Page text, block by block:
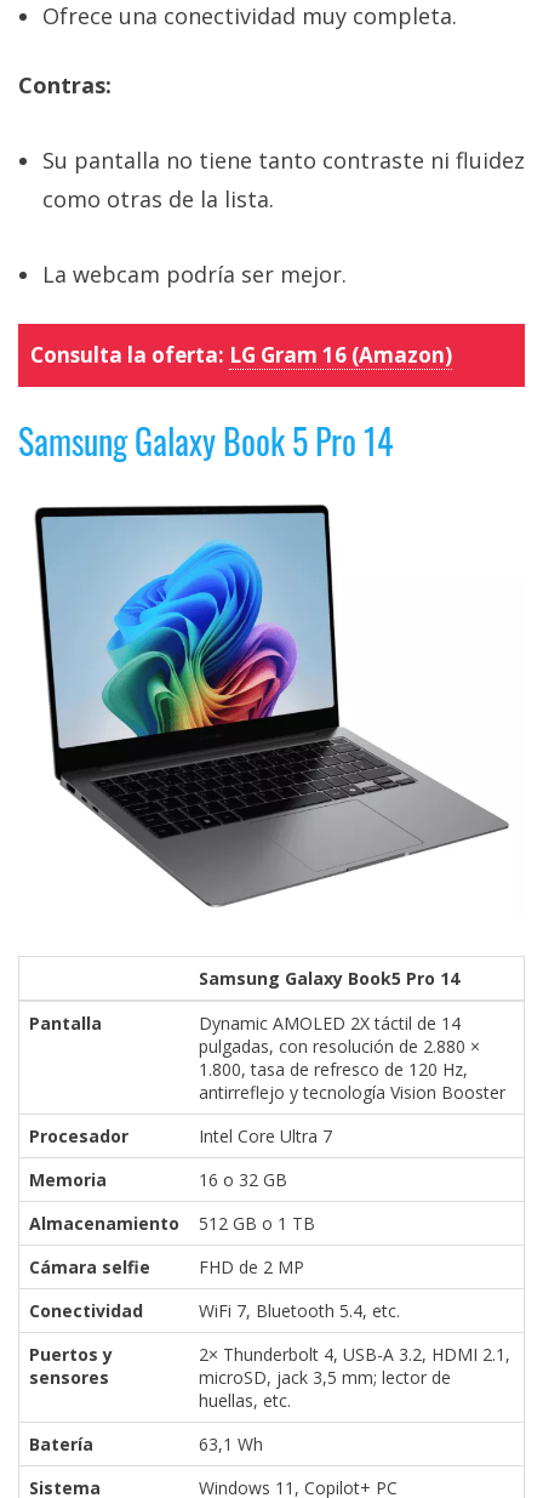
Ofrece una conectividad muy completa.
Contras:
Su pantalla no tiene tanto contraste ni fluidez
como otras de la lista.
La webcam podría ser mejor.
Consulta la oferta: LG Gram 16 (Amazon)
Samsung Galaxy Book 5 Pro 14
Samsung Galaxy Book5 Pro 14
Pantalla
Dynamic AMOLED 2X táctil de 14
pulgadas, con resolución de 2.880 ×
1.800, tasa de refresco de 120 Hz,
antirreflejo y tecnología Vision Booster
Procesador
Intel Core Ultra 7
Memoria
16 o 32 GB
Almacenamiento
512 GB o 1 TB
Cámara selfie
FHD de 2 MP
Conectividad
WiFi 7, Bluetooth 5.4, etc.
Puertos y
sensores
2× Thunderbolt 4, USB-A 3.2, HDMI 2.1,
microSD, jack 3,5 mm; lector de
huellas, etc.
Batería
63,1 Wh
Sistema
Windows 11, Copilot+ PC